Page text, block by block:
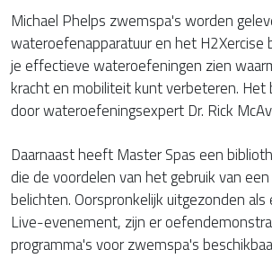
Michael Phelps zwemspa's worden
wateroefenapparatuur en het H2Xercise
je effectieve wateroefeningen zien
kracht en mobiliteit kunt verbeteren. Het
door wateroefeningsexpert Dr. Rick
Daarnaast heeft Master Spas een
die de voordelen van het gebruik van
belichten. Oorspronkelijk uitgezonden als
Live-evenement, zijn er
programma's voor zwemspa's